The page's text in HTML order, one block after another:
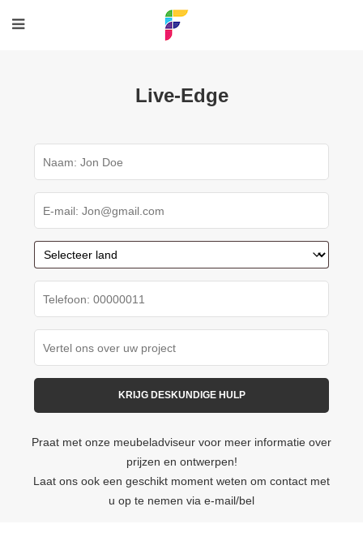
Live-Edge
Praat met onze meubeladviseur voor meer informatie over
prijzen en ontwerpen!
Laat ons ook een geschikt moment weten om contact met
u op te nemen via e-mail/bel